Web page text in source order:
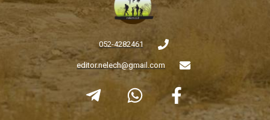
052-4282461
editor.nelech@gmail.com